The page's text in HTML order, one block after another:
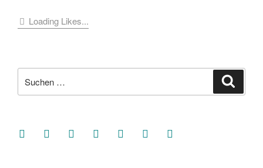
Loading Likes...
nach:
facebooksoundcloud
twitter mastodoninstagramthreads goodreads